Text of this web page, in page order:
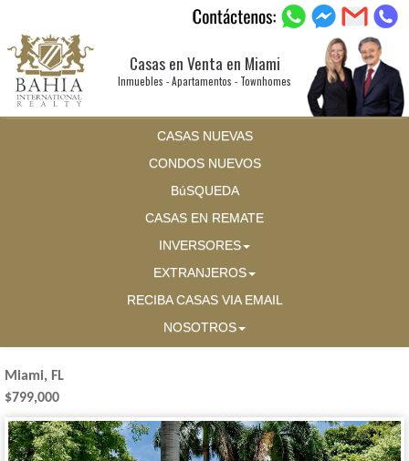
Casas en Venta en Miami
Inmuebles - Apartamentos - Townhomes
CASAS NUEVAS
CONDOS NUEVOS
BúSQUEDA
CASAS EN REMATE
INVERSORES
EXTRANJEROS
RECIBA CASAS VIA EMAIL
NOSOTROS
Miami, FL
$799,000